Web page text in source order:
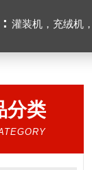
灌装机，充绒机
分类